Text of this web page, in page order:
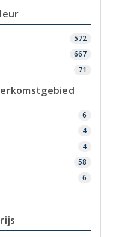
572
667
71
6
4
4
58
6